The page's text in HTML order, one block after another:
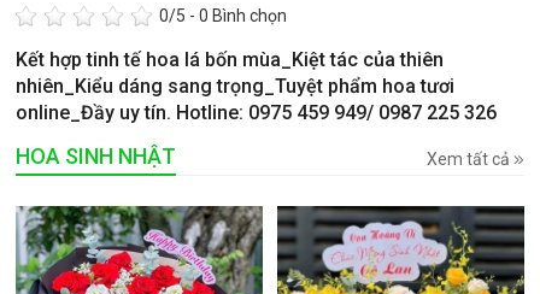
0/5 -0 Bình chọn
Kết hợp tinh tế hoa lá bốn mùa_Kiệt tác của thiên
nhiên_Kiểu dáng sang trọng_Tuyệt phẩm hoa tươi
online_Đầy uy tín. Hotline: 0975 459 949/ 0987 225 326
HOA SINH NHẬT Xem tất cả